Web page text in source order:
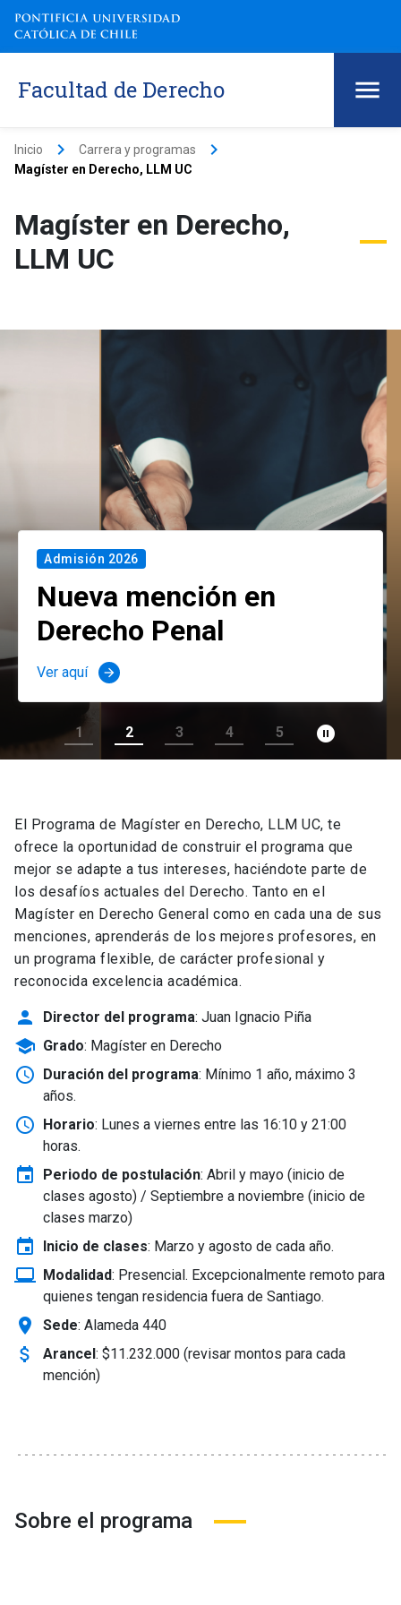
Facultad de Derecho
Inicio keyboard_arrow_right Carrera y programas keyboard_arrow_right
Magíster en Derecho, LLM UC
Magíster en Derecho,
LLM UC
Admisión 2026
Nueva mención en
Derecho Penal
Ver aquí arrow_forward
1 2 3 4 5 pause_circle_filled
El Programa de Magíster en Derecho, LLM UC, te
ofrece la oportunidad de construir el programa que
mejor se adapte a tus intereses, haciéndote parte de
los desafíos actuales del Derecho. Tanto en el
Magíster en Derecho General como en cada una de sus
menciones, aprenderás de los mejores profesores, en
un programa flexible, de carácter profesional y
reconocida excelencia académica.
person Director del programa: Juan Ignacio Piña
school Grado: Magíster en Derecho
schedule Duración del programa: Mínimo 1 año, máximo 3
años.
schedule Horario: Lunes a viernes entre las 16:10 y 21:00
horas.
event Periodo de postulación: Abril y mayo (inicio de
clases agosto) / Septiembre a noviembre (inicio de
clases marzo)
event Inicio de clases: Marzo y agosto de cada año.
laptop_windows Modalidad: Presencial. Excepcionalmente remoto para
quienes tengan residencia fuera de Santiago.
location_on Sede: Alameda 440
attach_money Arancel: $11.232.000 (revisar montos para cada
mención)
Sobre el programa